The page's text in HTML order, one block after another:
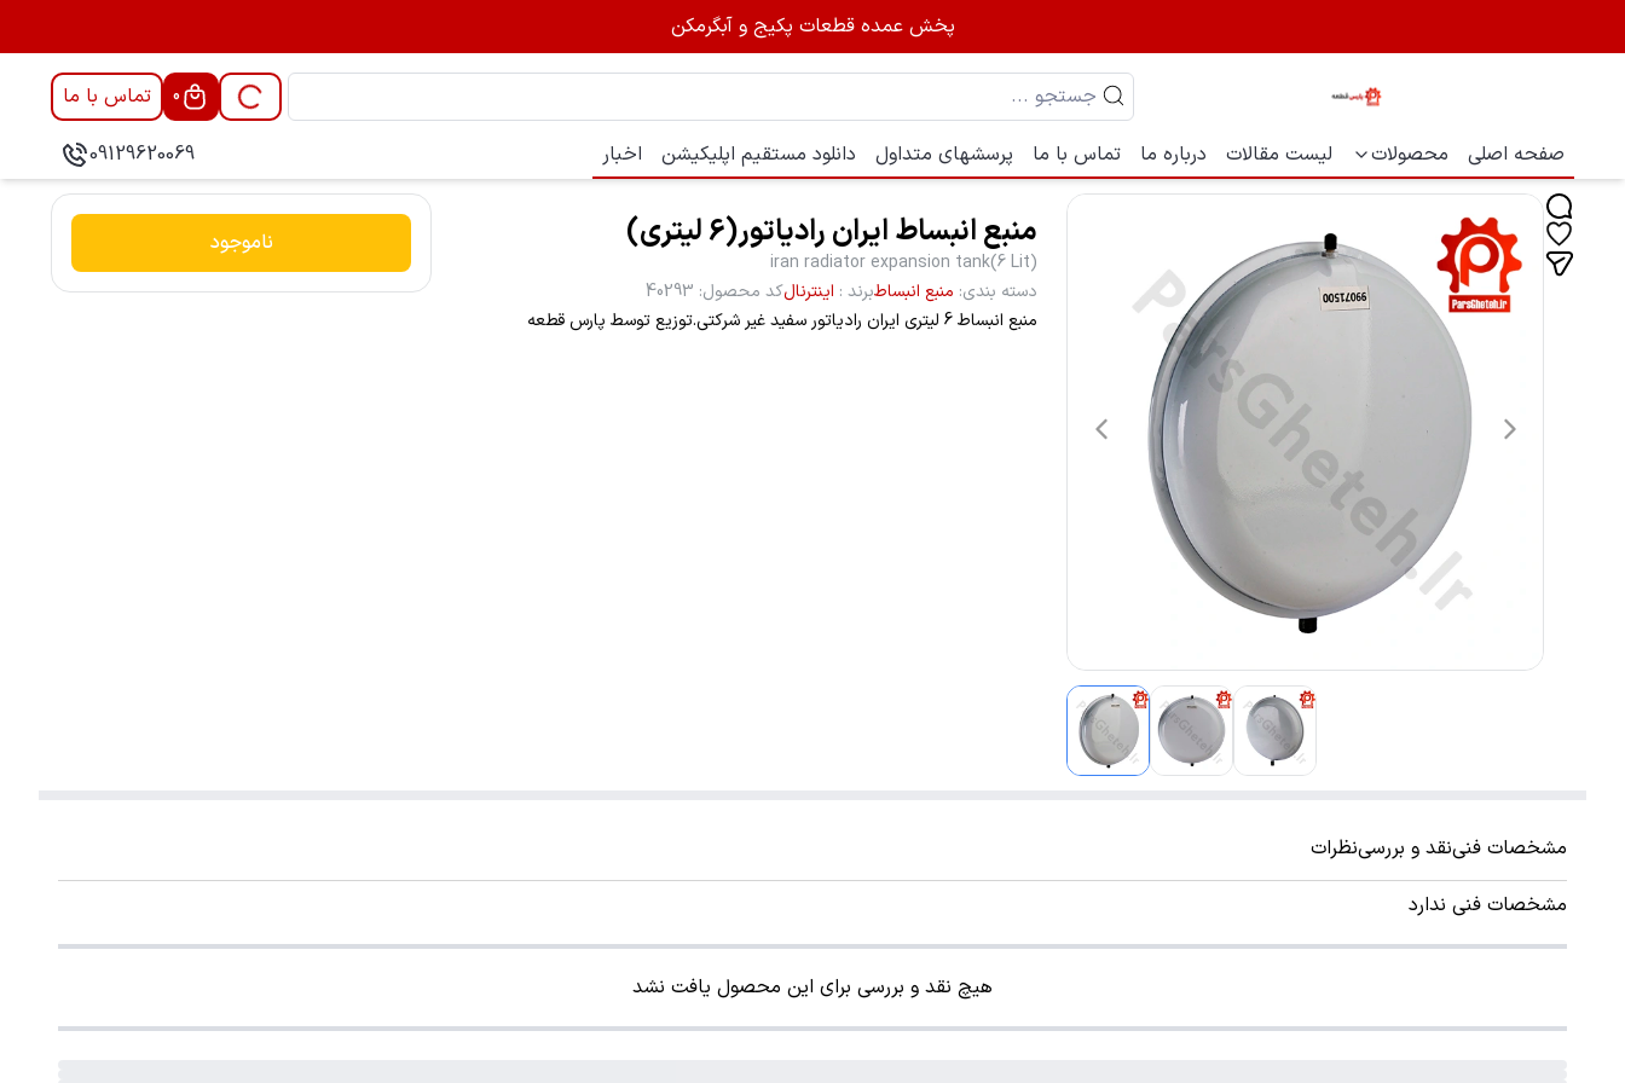
پخش عمده قطعات پکیج و آبگرمکن
0
تماس با ما
صفحه اصلی
محصولات لیست مقالات درباره ما تماس با ما پرسشهای متداول دانلود مستقیم اپلیکیشن اخبار 09129620069
منبع انبساط ایران رادیاتور(6 لیتری)
iran radiator expansion tank(6 Lit)
دسته بندی: منبع انبساطبرند : اینترنالکد محصول:
40293
منبع انبساط 6 لیتری ایران رادیاتور سفید غیر شرکتی.توزیع توسط پارس قطعه
ناموجود
مشخصات فنینقد و بررسینظرات
مشخصات فنی ندارد
هیچ نقد و بررسی برای این محصول یافت نشد